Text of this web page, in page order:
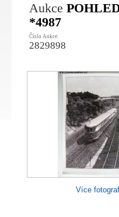
Aukce
*4987
Číslo Aukce:
2829898
Více